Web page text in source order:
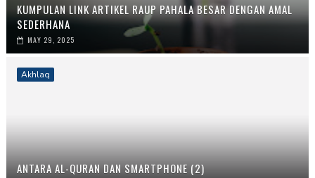
KUMPULAN LINK ARTIKEL RAUP PAHALA BESAR DENGAN AMAL
SEDERHANA
MAY 29, 2025
Akhlaq
ANTARA AL-QURAN DAN SMARTPHONE (2)